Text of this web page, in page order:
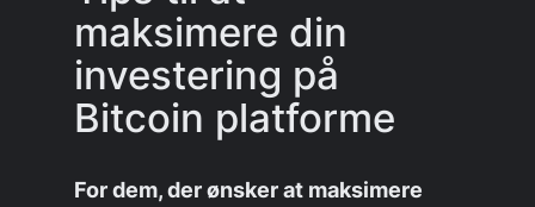
maksimere din
investering på
Bitcoin platforme
For dem, der ønsker at maksimere